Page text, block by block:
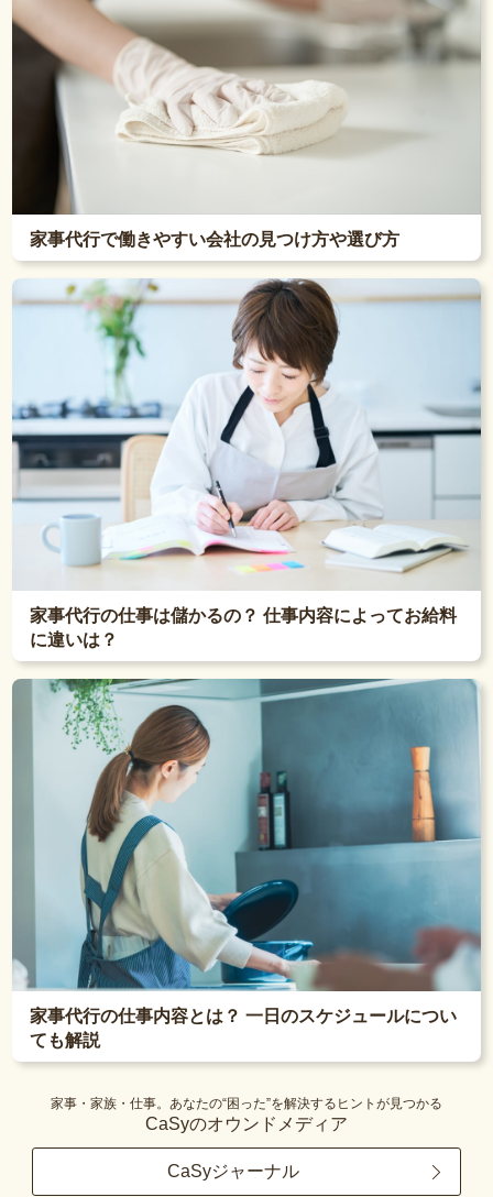
家事代行で働きやすい会社の見つけ方や選び方
家事代行の仕事は儲かるの？ 仕事内容によってお給料
に違いは？
家事代行の仕事内容とは？ 一日のスケジュールについ
ても解説
家事・家族・仕事。あなたの“困った”を解決するヒントが見つかる
CaSyのオウンドメディア
CaSyジャーナル